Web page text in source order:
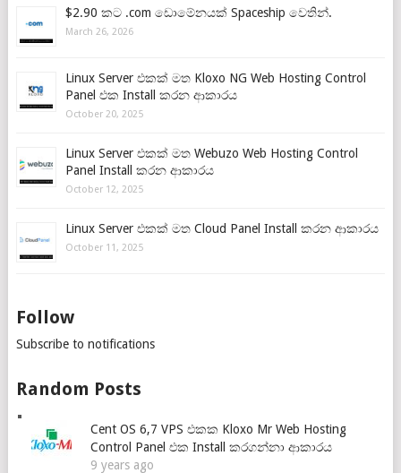
$2.90 කට .com ඩොමේනයක් Spaceship වෙතින්.
March 26, 2026
Linux Server එකක් මත Kloxo NG Web Hosting Control
Panel එක Install කරන ආකාරය
October 20, 2025
Linux Server එකක් මත Webuzo Web Hosting Control
Panel Install කරන ආකාරය
October 12, 2025
Linux Server එකක් මත Cloud Panel Install කරන ආකාරය
October 11, 2025
Follow
Subscribe to notifications
Random Posts
Cent OS 6,7 VPS එකක Kloxo Mr Web Hosting
Control Panel එක Install කරගන්නා ආකාරය
9 years ago